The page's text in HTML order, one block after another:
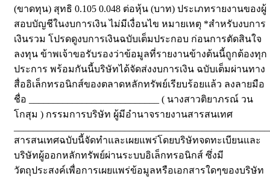
(ขาดทุน) สุทธิ 0.105 0.048 ต่อหุ้น (บาท) ประเภทรายงานของผู้
สอบบัญชีในงบการเงิน ไม่มีเงื่อนไข หมายเหตุ *สำหรับงบการ
เงินรวม โปรดดูงบการเงินฉบับเต็มประกอบ ก่อนการตัดสินใจ
ลงทุน ข้าพเจ้าขอรับรองว่าข้อมูลที่รายงานข้างต้นนี้ถูกต้องทุก
ประการ พร้อมกันนี้บริษัทได้จัดส่งงบการเงิน ฉบับเต็มผ่านทาง
สื่ออิเล็กทรอนิกส์ของตลาดหลักทรัพย์เรียบร้อยแล้ว ลงลายมือ
ชื่อ ___________________________ ( นางสาวติยาภรณ์ วน
โกสุม ) กรรมการบริษัท ผู้มีอำนาจรายงานสารสนเทศ
สารสนเทศฉบับนี้จัดทำและเผยแพร่โดยบริษัทจดทะเบียนและ
บริษัทผู้ออกหลักทรัพย์ผ่านระบบอิเล็กทรอนิกส์ ซึ่งมี
วัตถุประสงค์เพื่อการเผยแพร่ข้อมูลหรือเอกสารใดๆของบริษัท